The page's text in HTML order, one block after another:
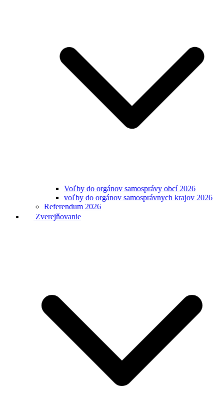
Voľby do orgánov samosprávy obcí 2026
voľby do orgánov samosprávnych krajov 2026
Referendum 2026
Zverejňovanie